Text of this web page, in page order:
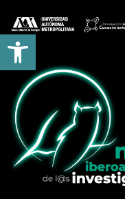
Open toolbar